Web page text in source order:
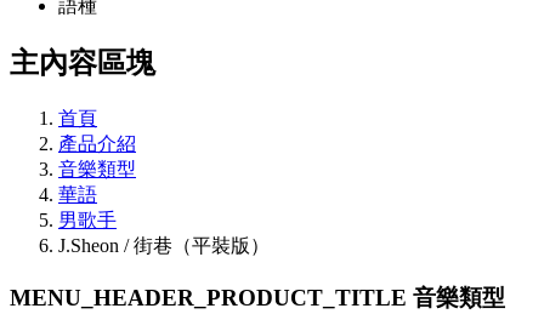
語種
主內容區塊
首頁
產品介紹
音樂類型
華語
男歌手
J.Sheon / 街巷（平裝版）
MENU_HEADER_PRODUCT_TITLE 音樂類型